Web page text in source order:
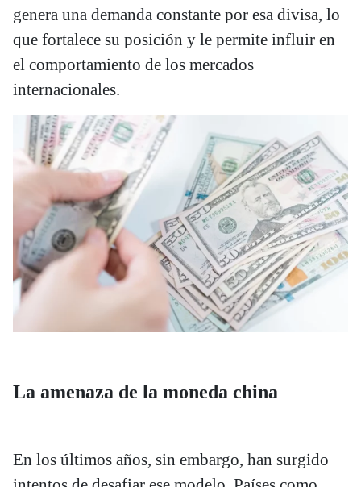
genera una demanda constante por esa divisa, lo
que fortalece su posición y le permite influir en
el comportamiento de los mercados
internacionales.
La amenaza de la moneda china
En los últimos años, sin embargo, han surgido